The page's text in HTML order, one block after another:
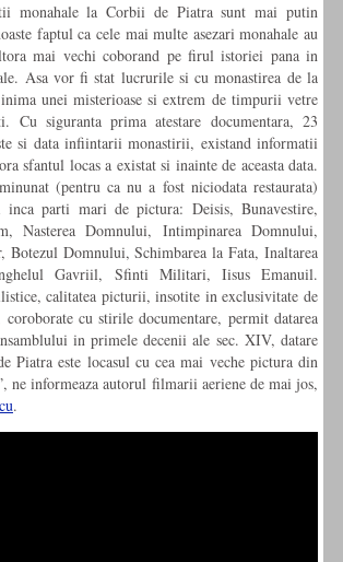
monahale la Corbii de Piatra sunt mai putin
faptul ca cele mai multe asezari monahale au
mai vechi coborand pe firul istoriei pana in
Asa vor fi stat lucrurile si cu monastirea de la
unei misterioase si extrem de timpurii vetre
Cu siguranta prima atestare documentara, 23
si data infiintarii monastirii, existand informatii
sfantul locas a existat si inainte de aceasta data.
(pentru ca nu a fost niciodata restaurata)
inca parti mari de pictura: Deisis, Bunavestire,
Nasterea Domnului, Intimpinarea Domnului,
Botezul Domnului, Schimbarea la Fata, Inaltarea
Gavriil, Sfinti Militari, Iisus Emanuil.
calitatea picturii, insotite in exclusivitate de
cu stirile documentare, permit datarea
in primele decenii ale sec. XIV, datare
Piatra este locasul cu cea mai veche pictura din
ne informeaza autorul filmarii aeriene de mai jos,
.